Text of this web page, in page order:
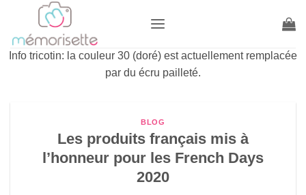
contenu
Info tricotin: la couleur 30 (doré) est actuellement remplacée
par du écru pailleté.
BLOG
Les produits français mis à
l’honneur pour les French Days
2020